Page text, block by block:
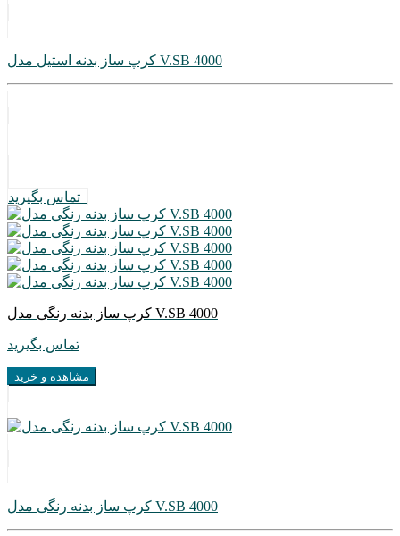
کرپ ساز بدنه استیل مدل V.SB 4000
تماس بگیرید
کرپ ساز بدنه رنگی مدل V.SB 4000
تماس بگیرید
مشاهده و خرید
کرپ ساز بدنه رنگی مدل V.SB 4000